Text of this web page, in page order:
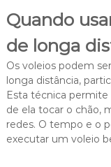
Quando
de longa
Os voleios podem
longa distância,
Esta técnica
de ela tocar o chão,
redes. O tempo e o
executar um voleio